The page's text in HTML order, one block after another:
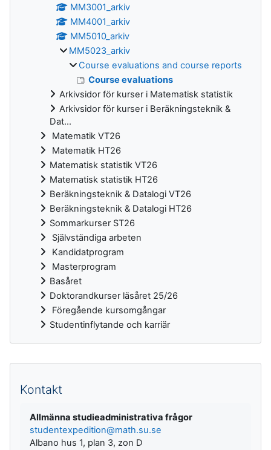
MM3001_arkiv
MM4001_arkiv
MM5010_arkiv
MM5023_arkiv
Course evaluations and course reports
Course evaluations
Arkivsidor för kurser i Matematisk statistik
Arkivsidor för kurser i Beräkningsteknik &
Dat...
Matematik VT26
Matematik HT26
Matematisk statistik VT26
Matematisk statistik HT26
Beräkningsteknik & Datalogi VT26
Beräkningsteknik & Datalogi HT26
Sommarkurser ST26
Självständiga arbeten
Kandidatprogram
Masterprogram
Basåret
Doktorandkurser läsåret 25/26
Föregående kursomgångar
Studentinflytande och karriär
Kompletterande block
Kontakt
Allmänna studieadministrativa frågor
studentexpedition@math.su.se
Albano hus 1, plan 3, zon D